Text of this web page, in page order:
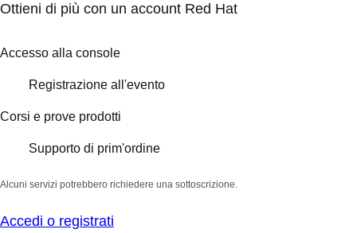
Ottieni di più con un account Red Hat
Accesso alla console
Registrazione all'evento
Corsi e prove prodotti
Supporto di prim'ordine
Alcuni servizi potrebbero richiedere una sottoscrizione.
Accedi o registrati